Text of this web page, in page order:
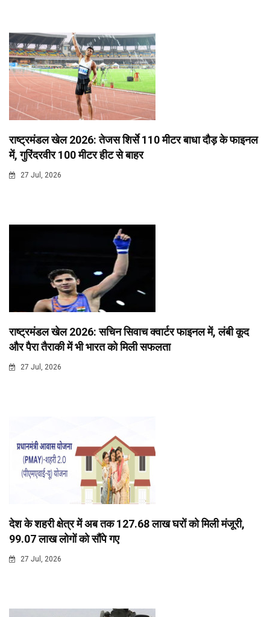
राष्ट्रमंडल खेल 2026: तेजस शिर्से 110 मीटर बाधा दौड़ के फाइनल
में, गुरिंदरवीर 100 मीटर हीट से बाहर
27 Jul, 2026
राष्ट्रमंडल खेल 2026: सचिन सिवाच क्वार्टर फाइनल में, लंबी कूद
और पैरा तैराकी में भी भारत को मिली सफलता
27 Jul, 2026
देश के शहरी क्षेत्र में अब तक 127.68 लाख घरों को मिली मंजूरी,
99.07 लाख लोगों को सौंपे गए
27 Jul, 2026